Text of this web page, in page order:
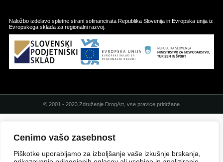
Cenimo vašo zasebnost
Piškotke uporabljamo za izboljšanje vaše izkušnje brskanja,
Naložbo izdelavo spletne strani sofinancirata Republika Slovenija in Evropska unija iz
Evropskega sklada za regionalni razvoj.
© 2001 - 2023 Združenje DrogArt, vse pravice pridržane